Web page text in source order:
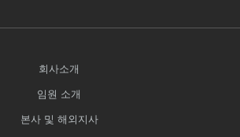
회사소개
임원 소개
본사 및 해외지사